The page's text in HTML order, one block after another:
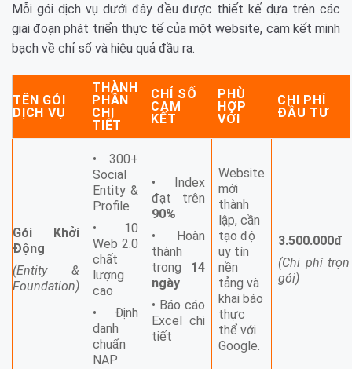
Mỗi gói dịch vụ dưới đây đều được thiết kế dựa trên các
giai đoạn phát triển thực tế của một website, cam kết minh
bạch về chỉ số và hiệu quả đầu ra.
TÊN GÓI
DỊCH VỤ
THÀNH
PHẦN
CHI
TIẾT
CHỈ SỐ
CAM
KẾT
PHÙ
HỢP
VỚI
CHI PHÍ
ĐẦU TƯ
Gói Khởi
Động
(Entity &
Foundation)
• 300+
Social
Entity &
Profile
• 10
Web 2.0
chất
lượng
cao
• Định
danh
chuẩn
NAP
• Index
đạt trên
90%
• Hoàn
thành
trong 14
ngày
• Báo cáo
Excel chi
tiết
Website
mới
thành
lập, cần
tạo độ
uy tín
nền
tảng và
khai báo
thực
thể với
Google.
3.500.000đ
(Chi phí trọn
gói)